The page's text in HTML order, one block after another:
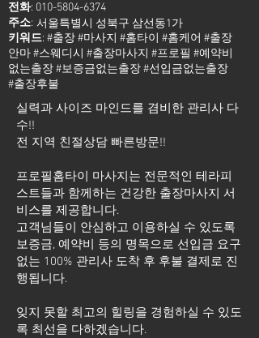
전화: 010-5804-6374
주소:
키워드: #출장 #마사지 #홈타이 #홈케어 #출장
안마 #스웨디시 #출장마사지 #프로필 #예약비
없는출장 #보증금없는출장 #선입금없는출장
#출장후불
서울특별시 성북구 삼선동1가
실력과 사이즈 마인드를 겸비한 관리사 다
수!!
전 지역 친절상담 빠른방문!!
프로필홈타이 마사지는 전문적인 테라피
스트들과 함께하는 건강한 출장마사지 서
비스를 제공합니다.
고객님들이 안심하고 이용하실 수 있도록
보증금, 예약비 등의 명목으로 선입금 요구
없는 100% 관리사 도착 후 후불 결제로 진
행됩니다.
잊지 못할 최고의 힐링을 경험하실 수 있도
록 최선을 다하겠습니다.